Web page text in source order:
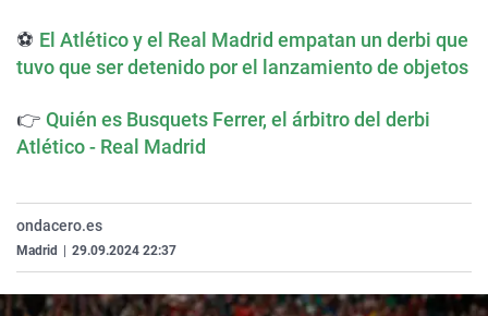
⚽ El Atlético y el Real Madrid empatan un derbi que
tuvo que ser detenido por el lanzamiento de objetos
👉 Quién es Busquets Ferrer, el árbitro del derbi
Atlético - Real Madrid
ondacero.es
Madrid 29.09.2024 22:37